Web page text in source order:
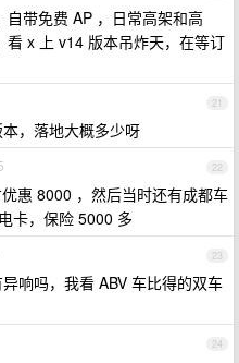
自带免费 AP ，日常高架和高
x 上 v14 版本吊炸天，在等订
21
，落地大概多少呀
22
惠 8000 ，然后当时还有成都车
卡，保险 5000 多
23
响吗，我看 ABV 车比得的双车
24